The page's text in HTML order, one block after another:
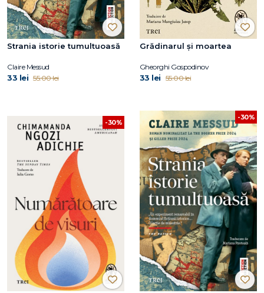
Strania istorie tumultuoasă
Claire Messud
33 lei 55.00 lei
Grădinarul și moartea
Gheorghi Gospodinov
33 lei 55.00 lei
-30%
-30%